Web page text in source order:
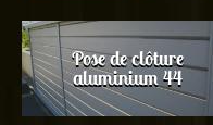
Pose de clôture
aluminium 44